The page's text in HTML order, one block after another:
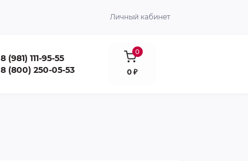
Личный кабинет
8 (981) 111-95-55
8 (800) 250-05-53
0
0 ₽